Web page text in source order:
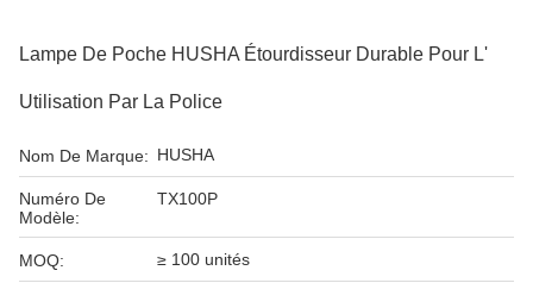
Lampe De Poche HUSHA Étourdisseur Durable Pour L'
Utilisation Par La Police
Nom De Marque: HUSHA
Numéro De
Modèle:
TX100P
MOQ: ≥ 100 unités